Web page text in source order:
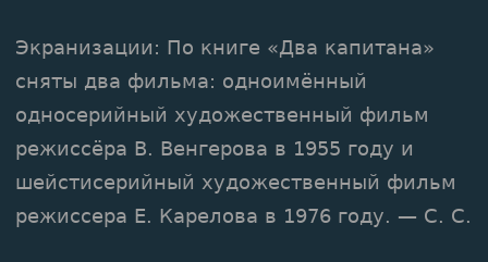
Экранизации: По книге «Два капитана»
сняты два фильма: одноимённый
односерийный художественный фильм
режиссёра В. Венгерова в 1955 году и
шейстисерийный художественный фильм
режиссера Е. Карелова в 1976 году. — С. С.